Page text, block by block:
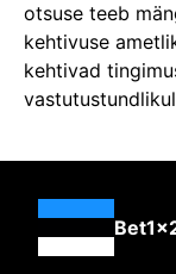
otsuse teeb
kehtivuse
kehtivad